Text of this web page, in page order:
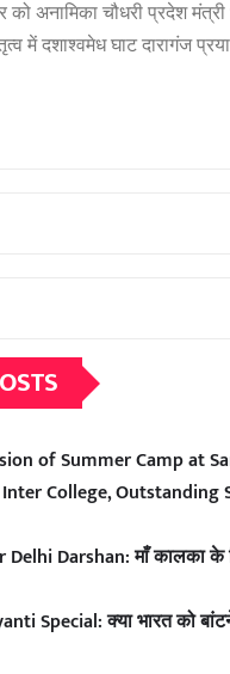
को अनामिका चौधरी प्रदेश
में दशाश्वमेध घाट दारागंज
of Summer Camp at
College, Outstanding
Darshan: माँ कालका के
Special: क्या भारत को